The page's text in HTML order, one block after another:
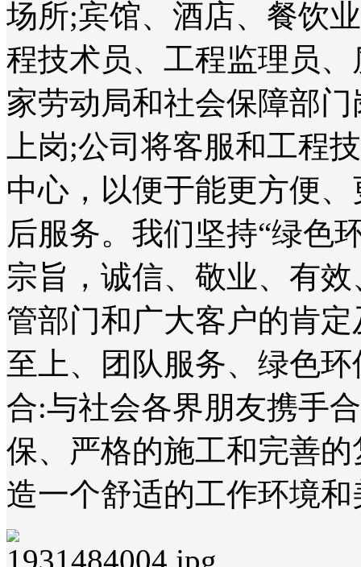
场所;宾馆、酒店、餐饮
程技术员、工程监理员
家劳动局和社会保障部
上岗;公司将客服和工程
中心，以便于能更方便
后服务。我们坚持“绿色
宗旨，诚信、敬业、有
管部门和广大客户的肯
至上、团队服务、绿色
合:与社会各界朋友携手
保、严格的施工和完善
造一个舒适的工作环境